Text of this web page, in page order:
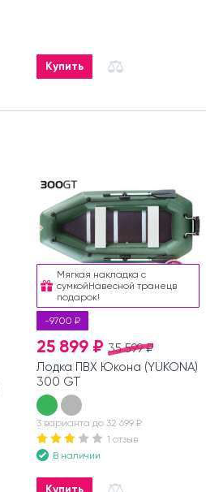
Купить
Мягкая накладка с
сумкойНавесной транецв
подарок!
-9700 ₽
35 599 ₽
25 899 ₽
Лодка ПВХ Юкона (YUKONA)
300 GT
3 варианта до 32 699 ₽
1 отзыв
В наличии
Купить